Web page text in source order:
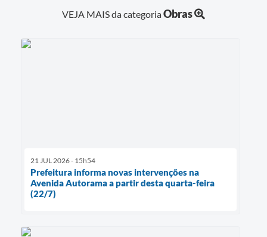
VEJA MAIS da categoriaObras
21 JUL 2026 - 15h54
Prefeitura informa novas intervenções na
Avenida Autorama a partir desta quarta-feira
(22/7)